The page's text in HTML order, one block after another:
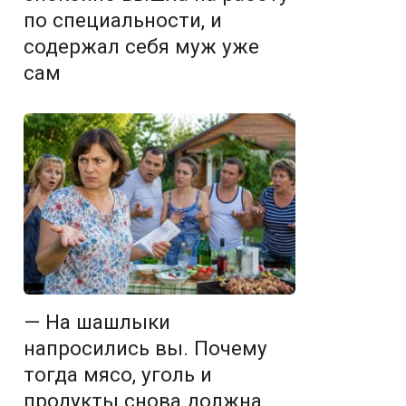
по специальности, и
содержал себя муж уже
сам
— На шашлыки
напросились вы. Почему
тогда мясо, уголь и
продукты снова должна